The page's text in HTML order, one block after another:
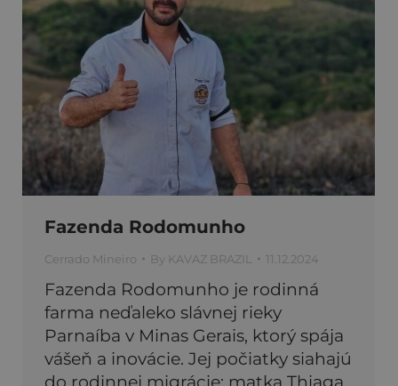
Fazenda Rodomunho
Cerrado Mineiro By KAVAZ BRAZIL 11.12.2024
Fazenda Rodomunho je rodinná
farma neďaleko slávnej rieky
Parnaíba v Minas Gerais, ktorý spája
vášeň a inovácie. Jej počiatky siahajú
do rodinnej migrácie: matka Thiaga